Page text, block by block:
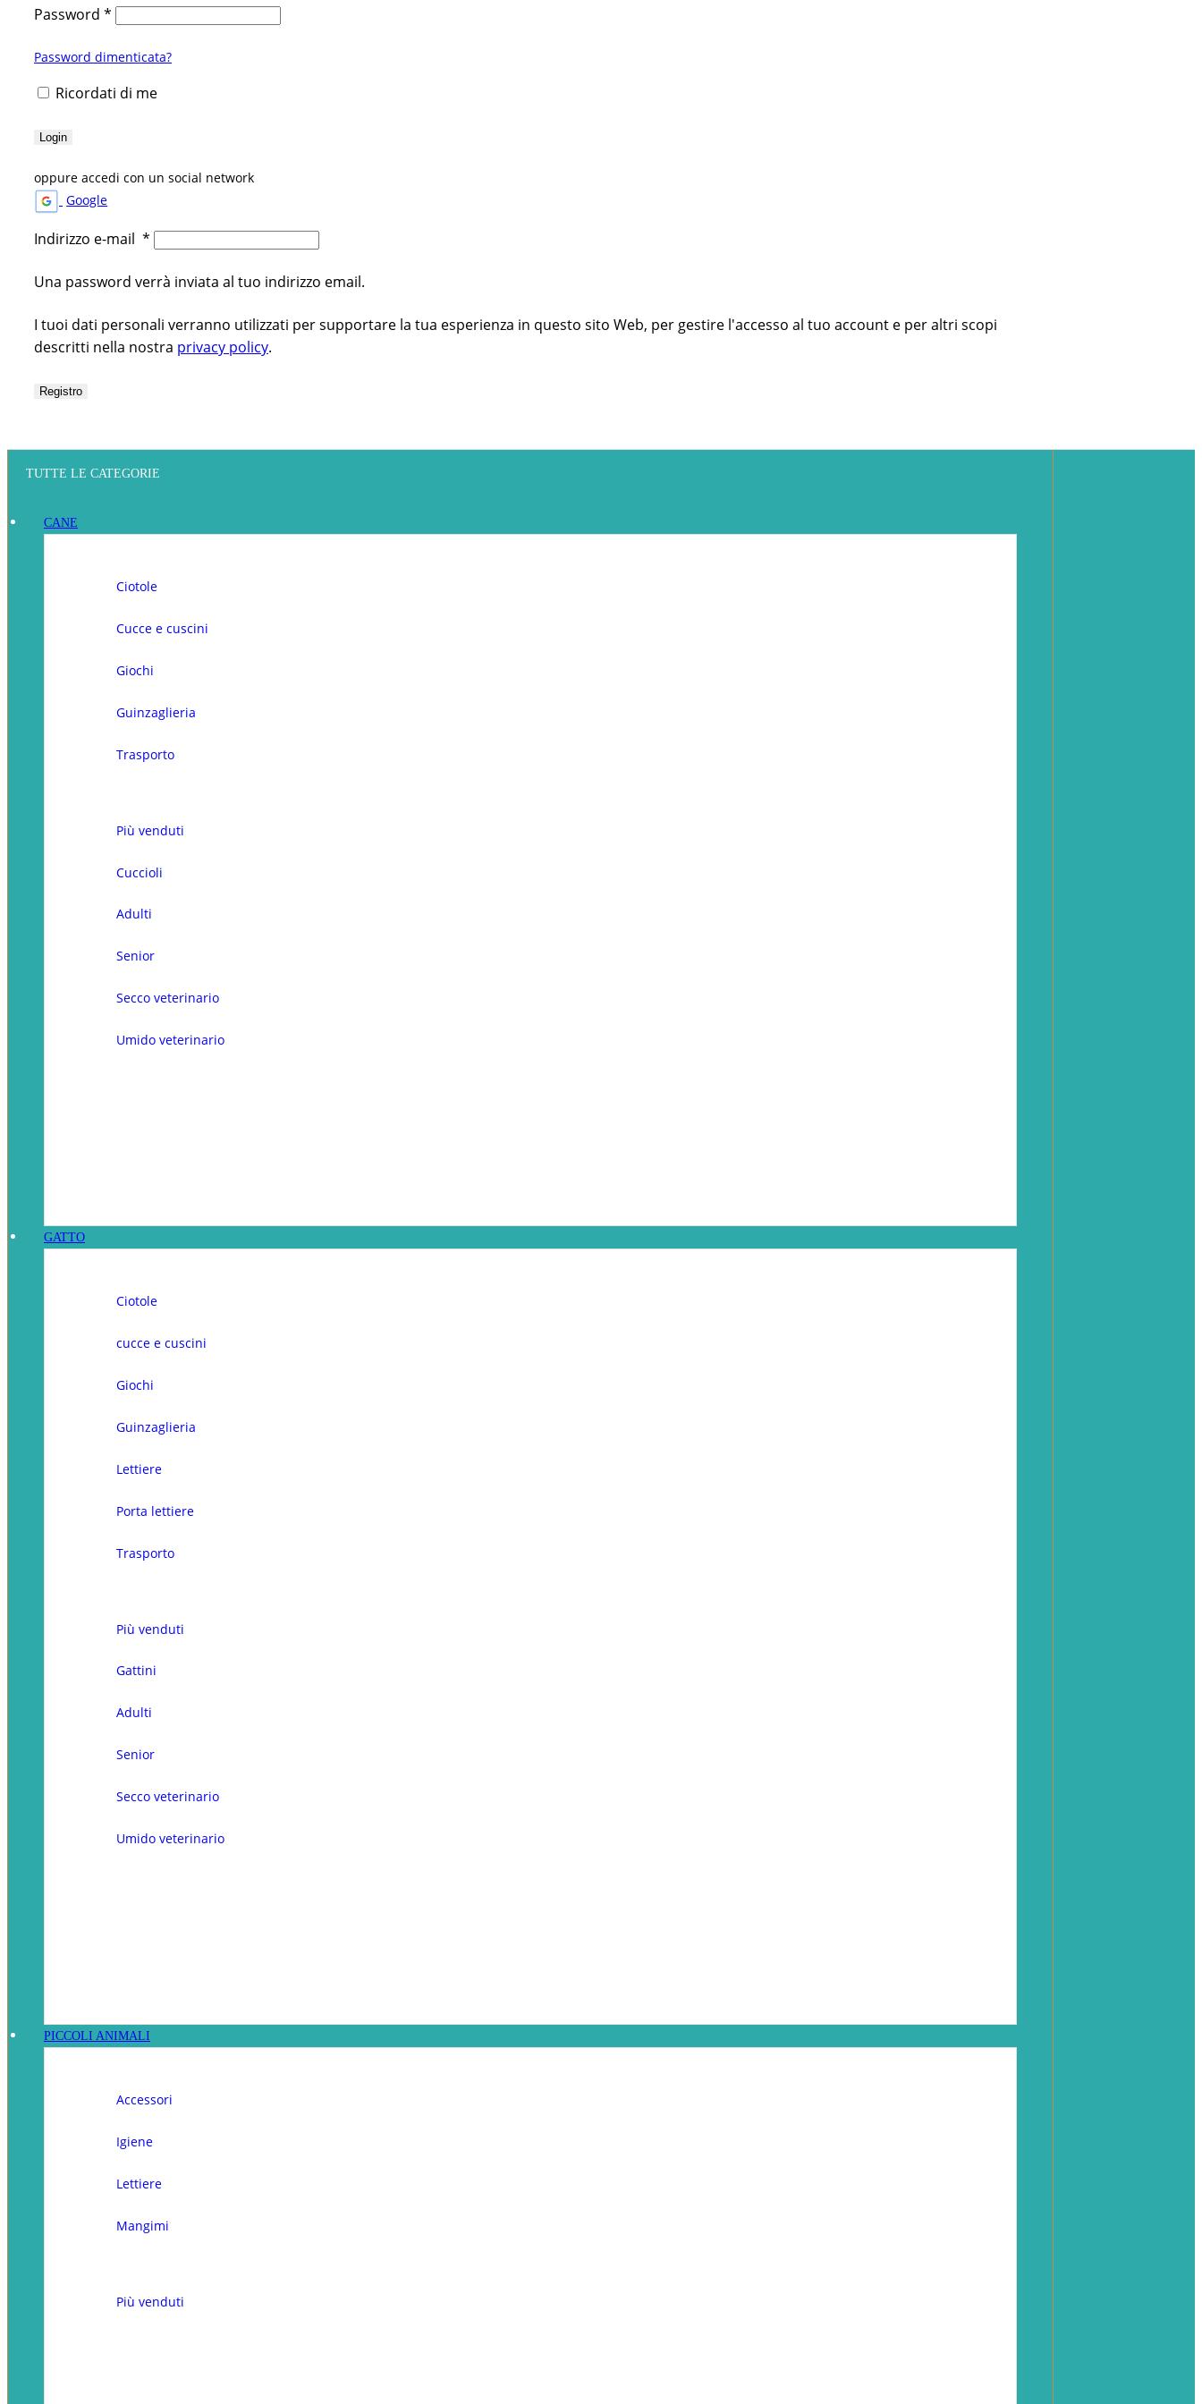
Password *
Password dimenticata?
Ricordati di me
Login
oppure accedi con un social network
Google
Indirizzo e-mail *
Una password verrà inviata al tuo indirizzo email.
I tuoi dati personali verranno utilizzati per supportare la tua esperienza in questo sito Web, per gestire l'accesso al tuo account e per altri scopi
descritti nella nostra privacy policy.
Registro
TUTTE LE CATEGORIE
CANE
Ciotole
Cucce e cuscini
Giochi
Guinzaglieria
Trasporto
Più venduti
Cuccioli
Adulti
Senior
Secco veterinario
Umido veterinario
GATTO
Ciotole
cucce e cuscini
Giochi
Guinzaglieria
Lettiere
Porta lettiere
Trasporto
Più venduti
Gattini
Adulti
Senior
Secco veterinario
Umido veterinario
PICCOLI ANIMALI
Accessori
Igiene
Lettiere
Mangimi
Più venduti